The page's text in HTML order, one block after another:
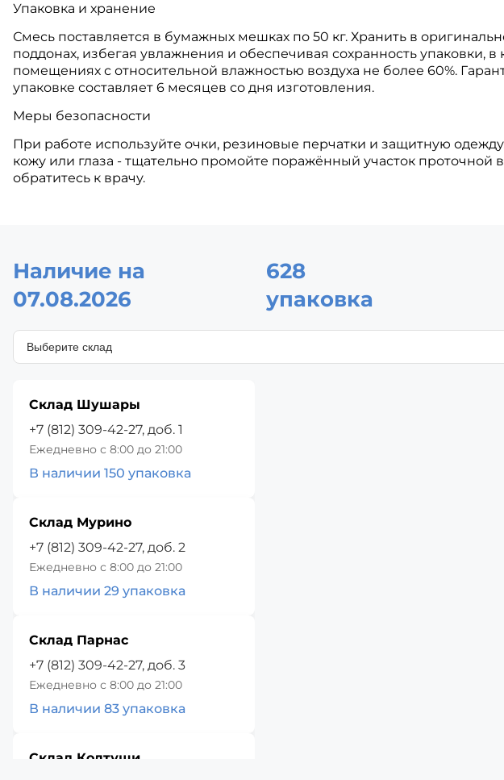
Упаковка и хранение
Смесь поставляется в бумажных мешках по 50 кг. Хранить в
поддонах, избегая увлажнения и обеспечивая сохранность упаковки, в
помещениях с относительной влажностью воздуха не более 60%.
упаковке составляет 6 месяцев со дня изготовления.
Меры безопасности
При работе используйте очки, резиновые перчатки и защитную
кожу или глаза - тщательно промойте поражённый участок проточной
обратитесь к врачу.
Наличие на
07.08.2026
628
упаковка
Склад Шушары
+7 (812) 309-42-27, доб. 1
Ежедневно с 8:00 до 21:00
В наличии 150 упаковка
Склад Мурино
+7 (812) 309-42-27, доб. 2
Ежедневно с 8:00 до 21:00
В наличии 29 упаковка
Склад Парнас
+7 (812) 309-42-27, доб. 3
Ежедневно с 8:00 до 21:00
В наличии 83 упаковка
Склад Колтуши